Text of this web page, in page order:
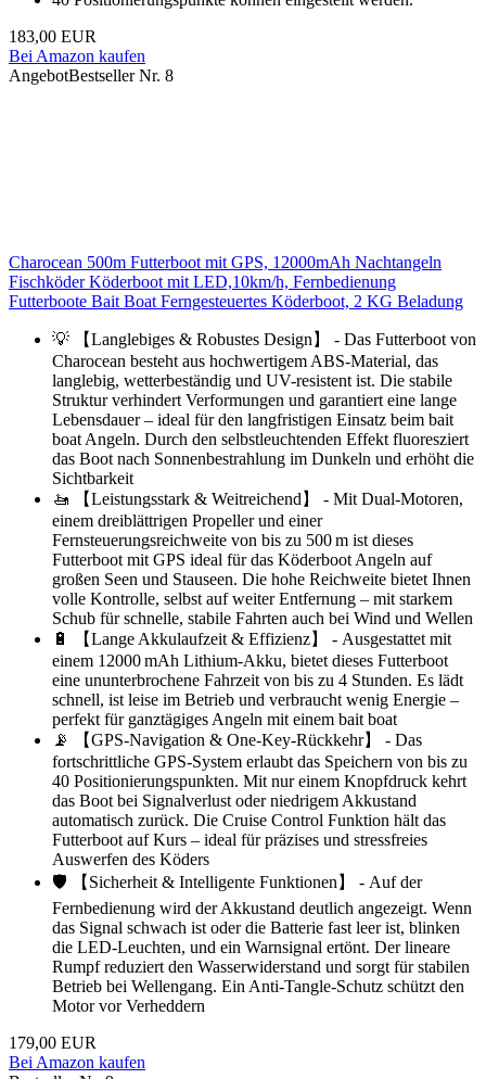
183,00 EUR
Bei Amazon kaufen
AngebotBestseller Nr. 8
Charocean 500m Futterboot mit GPS, 12000mAh Nachtangeln
Fischköder Köderboot mit LED,10km/h, Fernbedienung
Futterboote Bait Boat Ferngesteuertes Köderboot, 2 KG Beladung
💡 【Langlebiges & Robustes Design】 - Das Futterboot von
Charocean besteht aus hochwertigem ABS-Material, das
langlebig, wetterbeständig und UV-resistent ist. Die stabile
Struktur verhindert Verformungen und garantiert eine lange
Lebensdauer – ideal für den langfristigen Einsatz beim bait
boat Angeln. Durch den selbstleuchtenden Effekt fluoresziert
das Boot nach Sonnenbestrahlung im Dunkeln und erhöht die
Sichtbarkeit
🚤 【Leistungsstark & Weitreichend】 - Mit Dual-Motoren,
einem dreiblättrigen Propeller und einer
Fernsteuerungsreichweite von bis zu 500 m ist dieses
Futterboot mit GPS ideal für das Köderboot Angeln auf
großen Seen und Stauseen. Die hohe Reichweite bietet Ihnen
volle Kontrolle, selbst auf weiter Entfernung – mit starkem
Schub für schnelle, stabile Fahrten auch bei Wind und Wellen
🔋 【Lange Akkulaufzeit & Effizienz】 - Ausgestattet mit
einem 12000 mAh Lithium-Akku, bietet dieses Futterboot
eine ununterbrochene Fahrzeit von bis zu 4 Stunden. Es lädt
schnell, ist leise im Betrieb und verbraucht wenig Energie –
perfekt für ganztägiges Angeln mit einem bait boat
📡 【GPS-Navigation & One-Key-Rückkehr】 - Das
fortschrittliche GPS-System erlaubt das Speichern von bis zu
40 Positionierungspunkten. Mit nur einem Knopfdruck kehrt
das Boot bei Signalverlust oder niedrigem Akkustand
automatisch zurück. Die Cruise Control Funktion hält das
Futterboot auf Kurs – ideal für präzises und stressfreies
Auswerfen des Köders
🛡️ 【Sicherheit & Intelligente Funktionen】 - Auf der
Fernbedienung wird der Akkustand deutlich angezeigt. Wenn
das Signal schwach ist oder die Batterie fast leer ist, blinken
die LED-Leuchten, und ein Warnsignal ertönt. Der lineare
Rumpf reduziert den Wasserwiderstand und sorgt für stabilen
Betrieb bei Wellengang. Ein Anti-Tangle-Schutz schützt den
Motor vor Verheddern
179,00 EUR
Bei Amazon kaufen